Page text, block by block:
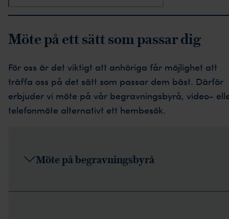
Möte på ett sätt som passar dig
För oss är det viktigt att anhöriga får möjlighet att
träffa oss på det sätt som passar dem bäst. Därför
erbjuder vi möte på vår begravningsbyrå, video-
telefonmöte alternativt ett hembesök.
Möte på begravningsbyrå